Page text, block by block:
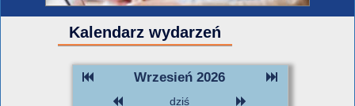
Kalendarz wydarzeń
Wrzesień 2026
dziś